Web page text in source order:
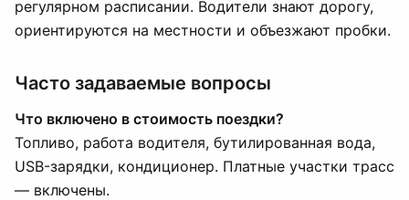
регулярном расписании. Водители знают дорогу,
ориентируются на местности и объезжают пробки.
Часто задаваемые вопросы
Что включено в стоимость поездки?
Топливо, работа водителя, бутилированная вода,
USB-зарядки, кондиционер. Платные участки трасс
— включены.